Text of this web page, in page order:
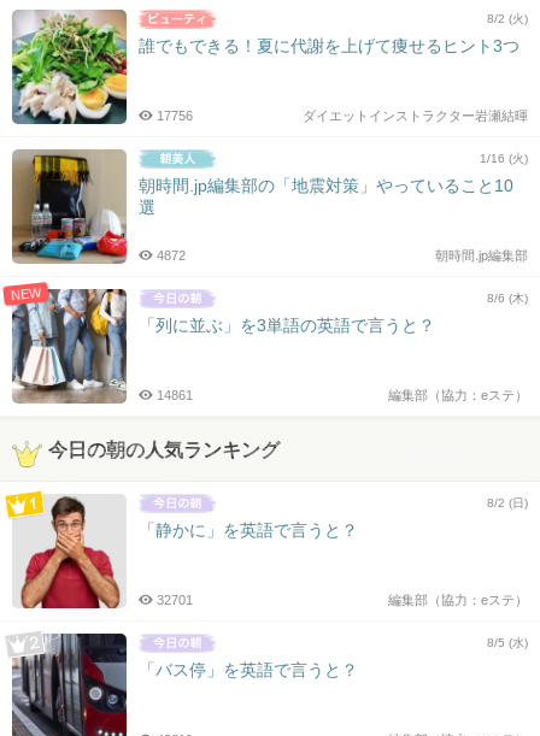
8/2 (火)
誰でもできる！夏に代謝を上げて痩せるヒント3つ
ダイエットインストラクター岩瀬結暉
17756
1/16 (火)
朝時間.jp編集部の「地震対策」やっていること10
選
朝時間.jp編集部
4872
NEW 8/6 (木)
「列に並ぶ」を3単語の英語で言うと？
編集部（協力：eステ）
14861
今日の朝の人気ランキング
8/2 (日)
「静かに」を英語で言うと？
編集部（協力：eステ）
32701
8/5 (水)
「バス停」を英語で言うと？